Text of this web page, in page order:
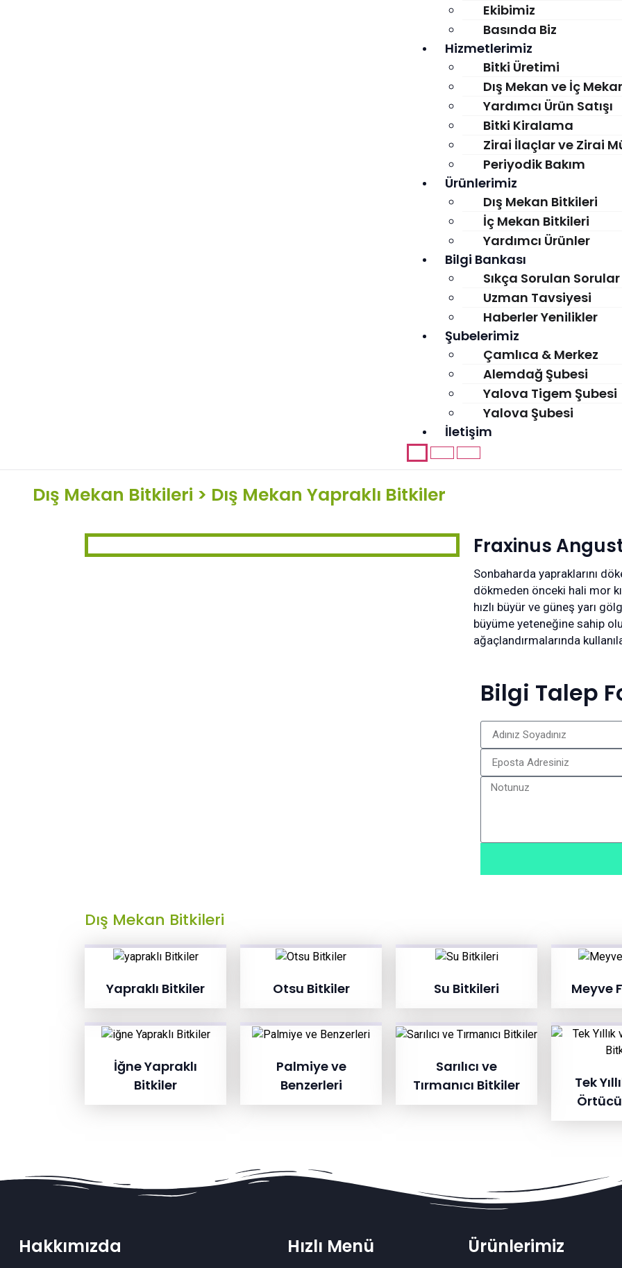
Ekibimiz
Basında Biz
Hizmetlerimiz
Bitki Üretimi
Dış Mekan ve İç
Yardımcı Ürün Satışı
Bitki Kiralama
Zirai İlaçlar ve Zirai
Periyodik Bakım
Ürünlerimiz
Dış Mekan Bitkileri
İç Mekan Bitkileri
Yardımcı Ürünler
Bilgi Bankası
Sıkça Sorulan Sorular
Uzman Tavsiyesi
Haberler Yenilikler
Şubelerimiz
Çamlıca & Merkez
Alemdağ Şubesi
Yalova Tigem Şubesi
Yalova Şubesi
İletişim
Dış Mekan Bitkileri > Dış Mekan Yapraklı Bitkiler
Fraxinus
Sonbaharda yapraklarını
dökmeden önceki hali mor
hızlı büyür ve güneş yarı
büyüme yeteneğine sahip
ağaçlandırmalarında
Bilgi Talep
Dış Mekan Bitkileri
Yapraklı Bitkiler Otsu Bitkiler Su Bitkileri Meyve
İğne Yapraklı
Bitkiler
Palmiye ve
Benzerleri
Sarılıcı ve
Tırmanıcı Bitkiler
Tek
Hakkımızda Hızlı Menü Ürünlerimiz